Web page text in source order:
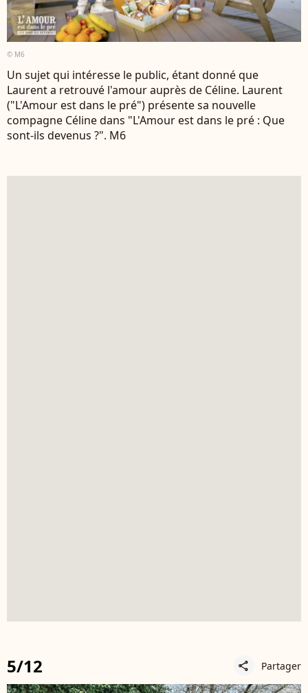
© M6
Un sujet qui intéresse le public, étant donné que
Laurent a retrouvé l'amour auprès de Céline. Laurent
("L'Amour est dans le pré") présente sa nouvelle
compagne Céline dans "L'Amour est dans le pré : Que
sont-ils devenus ?". M6
5/12 share Partager